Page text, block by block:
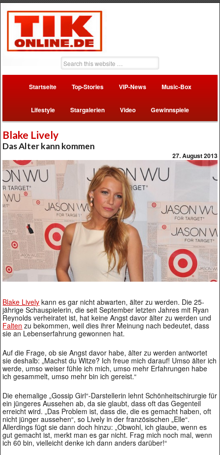
Startseite Top-Stories VIP-News Music-Box
Lifestyle Stargalerien Video Gewinnspiele
Blake Lively
Das Alter kann kommen
27. August 2013
Blake Lively kann es gar nicht abwarten, älter zu werden. Die 25-
jährige Schauspielerin, die seit September letzten Jahres mit Ryan
Reynolds verheiratet ist, hat keine Angst davor älter zu werden und
Falten zu bekommen, weil dies ihrer Meinung nach bedeutet, dass
sie an Lebenserfahrung gewonnen hat.
Auf die Frage, ob sie Angst davor habe, älter zu werden antwortet
sie deshalb: „Machst du Witze? Ich freue mich darauf! Umso älter ich
werde, umso weiser fühle ich mich, umso mehr Erfahrungen habe
ich gesammelt, umso mehr bin ich gereist.“
Die ehemalige „Gossip Girl“-Darstellerin lehnt Schönheitschirurgie für
ein jüngeres Aussehen ab, da sie glaubt, dass oft das Gegenteil
erreicht wird. „Das Problem ist, dass die, die es gemacht haben, oft
nicht jünger aussehen“, so Lively in der französischen „Elle“.
Allerdings fügt sie dann doch hinzu: „Obwohl, ich glaube, wenn es
gut gemacht ist, merkt man es gar nicht. Frag mich noch mal, wenn
ich 60 bin, vielleicht denke ich dann anders darüber!“